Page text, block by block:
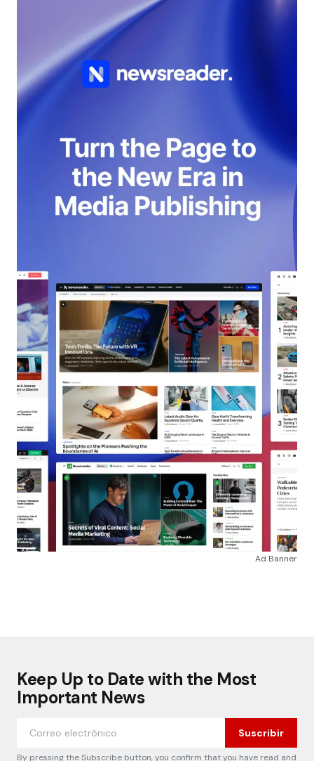
Ad Banner
Keep Up to Date with the Most
Important News
Suscribir
By pressing the Subscribe button, you confirm that you have read and